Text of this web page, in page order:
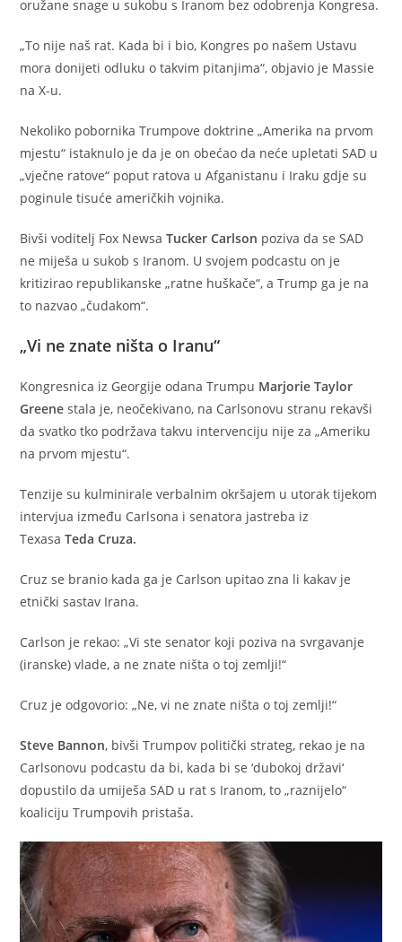
oružane snage u sukobu s Iranom bez odobrenja Kongresa.
„To nije naš rat. Kada bi i bio, Kongres po našem Ustavu
mora donijeti odluku o takvim pitanjima“, objavio je Massie
na X-u.
Nekoliko pobornika Trumpove doktrine „Amerika na prvom
mjestu“ istaknulo je da je on obećao da neće upletati SAD u
„vječne ratove“ poput ratova u Afganistanu i Iraku gdje su
poginule tisuće američkih vojnika.
Bivši voditelj Fox NewsaTucker Carlson poziva da se SAD
ne miješa u sukob s Iranom. U svojem podcastu on je
kritizirao republikanske „ratne huškače“, a Trump ga je na
to nazvao „čudakom“.
„Vi ne znate ništa o Iranu“
Kongresnica iz Georgije odana Trumpu Marjorie Taylor
Greenestala je, neočekivano, na Carlsonovu stranu rekavši
da svatko tko podržava takvu intervenciju nije za „Ameriku
na prvom mjestu“.
Tenzije su kulminirale verbalnim okršajem u utorak tijekom
intervjua između Carlsona i senatora jastreba iz
TexasaTeda Cruza.
Cruz se branio kada ga je Carlson upitao zna li kakav je
etnički sastav Irana.
Carlson je rekao: „Vi ste senator koji poziva na svrgavanje
(iranske) vlade, a ne znate ništa o toj zemlji!“
Cruz je odgovorio: „Ne, vi ne znate ništa o toj zemlji!“
Steve Bannon, bivši Trumpov politički strateg, rekao je na
Carlsonovu podcastu da bi, kada bi se ‘dubokoj državi‘
dopustilo da umiješa SAD u rat s Iranom, to „raznijelo“
koaliciju Trumpovih pristaša.